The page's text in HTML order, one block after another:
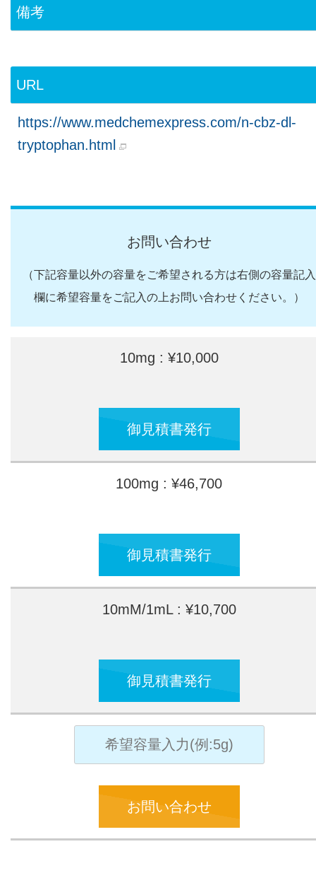
備考
URL
https://www.medchemexpress.com/n-cbz-dl-
tryptophan.html
お問い合わせ
（下記容量以外の容量をご希望される方は右側の容量記入
欄に希望容量をご記入の上お問い合わせください。）
10mg : ¥10,000
御見積書発行
100mg : ¥46,700
御見積書発行
10mM/1mL : ¥10,700
御見積書発行
お問い合わせ